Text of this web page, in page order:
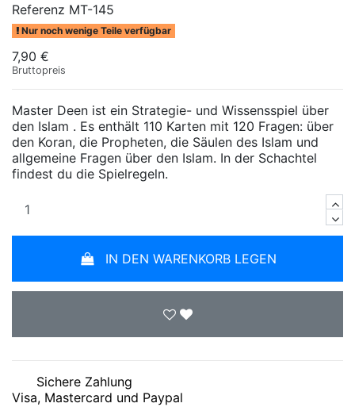
Referenz MT-145
Nur noch wenige Teile verfügbar
7,90 €
Bruttopreis
Master Deen ist ein Strategie- und Wissensspiel über
den Islam . Es enthält 110 Karten mit 120 Fragen: über
den Koran, die Propheten, die Säulen des Islam und
allgemeine Fragen über den Islam. In der Schachtel
findest du die Spielregeln.
IN DEN WARENKORB LEGEN
Sichere Zahlung
Visa, Mastercard und Paypal